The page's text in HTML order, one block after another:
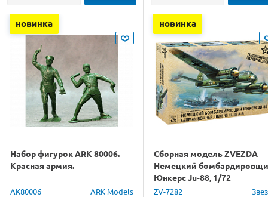
новинка
Набор фигурок ARK 80006.
Красная армия.
AK80006 ARK Models
новинка
Сборная модель ZVEZDA
Немецкий
Юнкерс Ju-88, 1/72
ZV-7282